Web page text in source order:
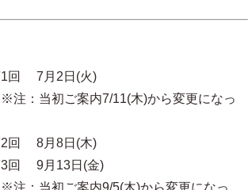
7月2日(火)
案内7/11(木)から変更になっ
8日(木)
13日(金)
案内9/5(木)から変更になっ